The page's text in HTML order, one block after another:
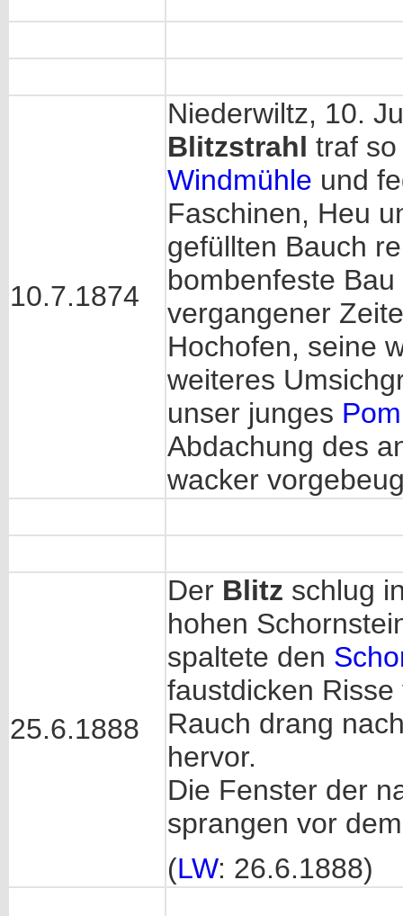
10.7.1874
Niederwiltz, 10.
Blitzstrahl traf
Windmühle und
Faschinen, Heu
gefüllten Bauch
bombenfeste
vergangener
Hochofen, seine
weiteres
unser junges
Abdachung des
wacker
25.6.1888
Der Blitz schlug
hohen
spaltete den
faustdicken
Rauch drang
hervor.
Die Fenster der
sprangen vor
(LW: 26.6.1888)